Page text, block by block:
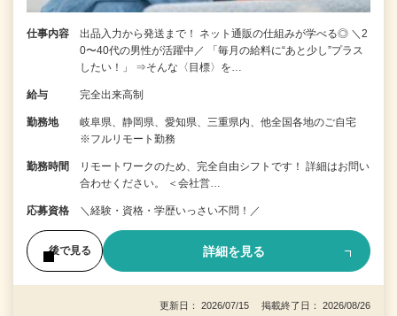
仕事内容
出品入力から発送まで！ ネット通販の仕組みが学べる◎ ＼2
0〜40代の男性が活躍中／ 「毎月の給料に“あと少し”プラス
したい！」 ⇒そんな〈目標〉を…
給与 完全出来高制
勤務地
岐阜県、静岡県、愛知県、三重県内、他全国各地のご自宅
※フルリモート勤務
勤務時間
リモートワークのため、完全自由シフトです！ 詳細はお問い
合わせください。 ＜会社営…
応募資格 ＼経験・資格・学歴いっさい不問！／
後で見る 詳細を見る
更新日： 2026/07/15 掲載終了日： 2026/08/26